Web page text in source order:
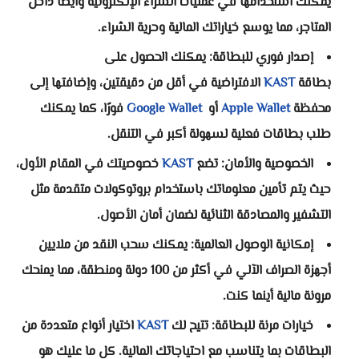
المتاجر، مما يوسع خياراتك المالية وحرية الشراء.
إصدار فوري للبطاقة: يمكنك الحصول على
بطاقةKASTالافتراضية في أقل من دقيقتين، وإضافتها إلى
محفظةApple WalletأوGoogle Walletفورًا، كما يمكنك
طلب بطاقات فعلية لسهولة أكبر في التنقل.
الخصوصية والأمان: تضعKASTخصوصيتك في المقام الأول،
حيث يتم تأمين معلوماتك باستخدام بروتوكولات متقدمة مثل
التشفير والمصادقة الثنائية لضمان أمان الأصول.
إمكانية الوصول العالمية: يمكنك سحب النقد من ملايين
أجهزة الصراف الآلي في أكثر من 100 دولة ومنطقة، مما يمنحك
مرونة مالية أينما كنت.
خيارات مرنة للبطاقة: تتيح لكKASTاختيار أنواع متعددة من
البطاقات بما يتناسب مع احتياجاتك المالية. كل ما عليك هو